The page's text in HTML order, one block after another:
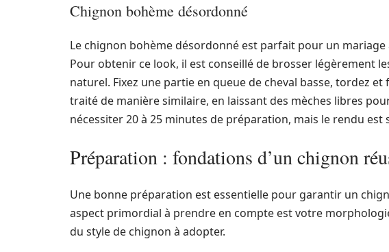
Chignon bohème désordonné
Le chignon bohème désordonné est parfait pour un
Pour obtenir ce look, il est conseillé de brosser légèrement
naturel. Fixez une partie en queue de cheval basse, tordez
traité de manière similaire, en laissant des mèches libres
nécessiter 20 à 25 minutes de préparation, mais le rendu est
Préparation : fondations d’un chignon
Une bonne préparation est essentielle pour garantir un
aspect primordial à prendre en compte est votre
du style de chignon à adopter.